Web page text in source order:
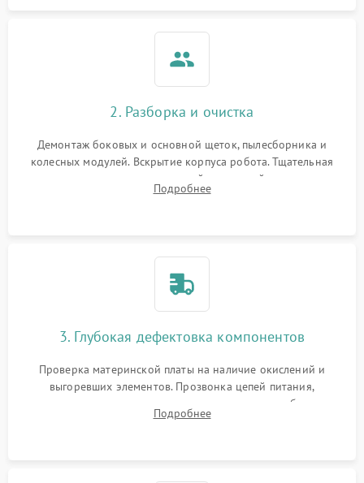
2. Разборка и очистка
Демонтаж боковых и основной щеток, пылесборника и
колесных модулей. Вскрытие корпуса робота. Тщательная
очистка внутренних полостей, шестерней и плат от
скопившейся пыли, волос и шерсти животных с
Подробнее
3. Глубокая дефектовка компонентов
Проверка материнской платы на наличие окислений и
выгоревших элементов. Прозвонка цепей питания,
тестирование приводных моторов колес и турбины
всасывания. Оценка состояния оптических и инфракрасных
Подробнее